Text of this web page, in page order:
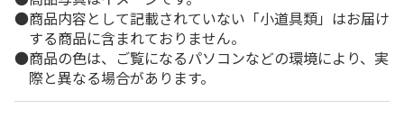
商品内容として記載されていない「小道具類」はお届け
する商品に含まれておりません。
商品の色は、ご覧になるパソコンなどの環境により、実
際と異なる場合があります。